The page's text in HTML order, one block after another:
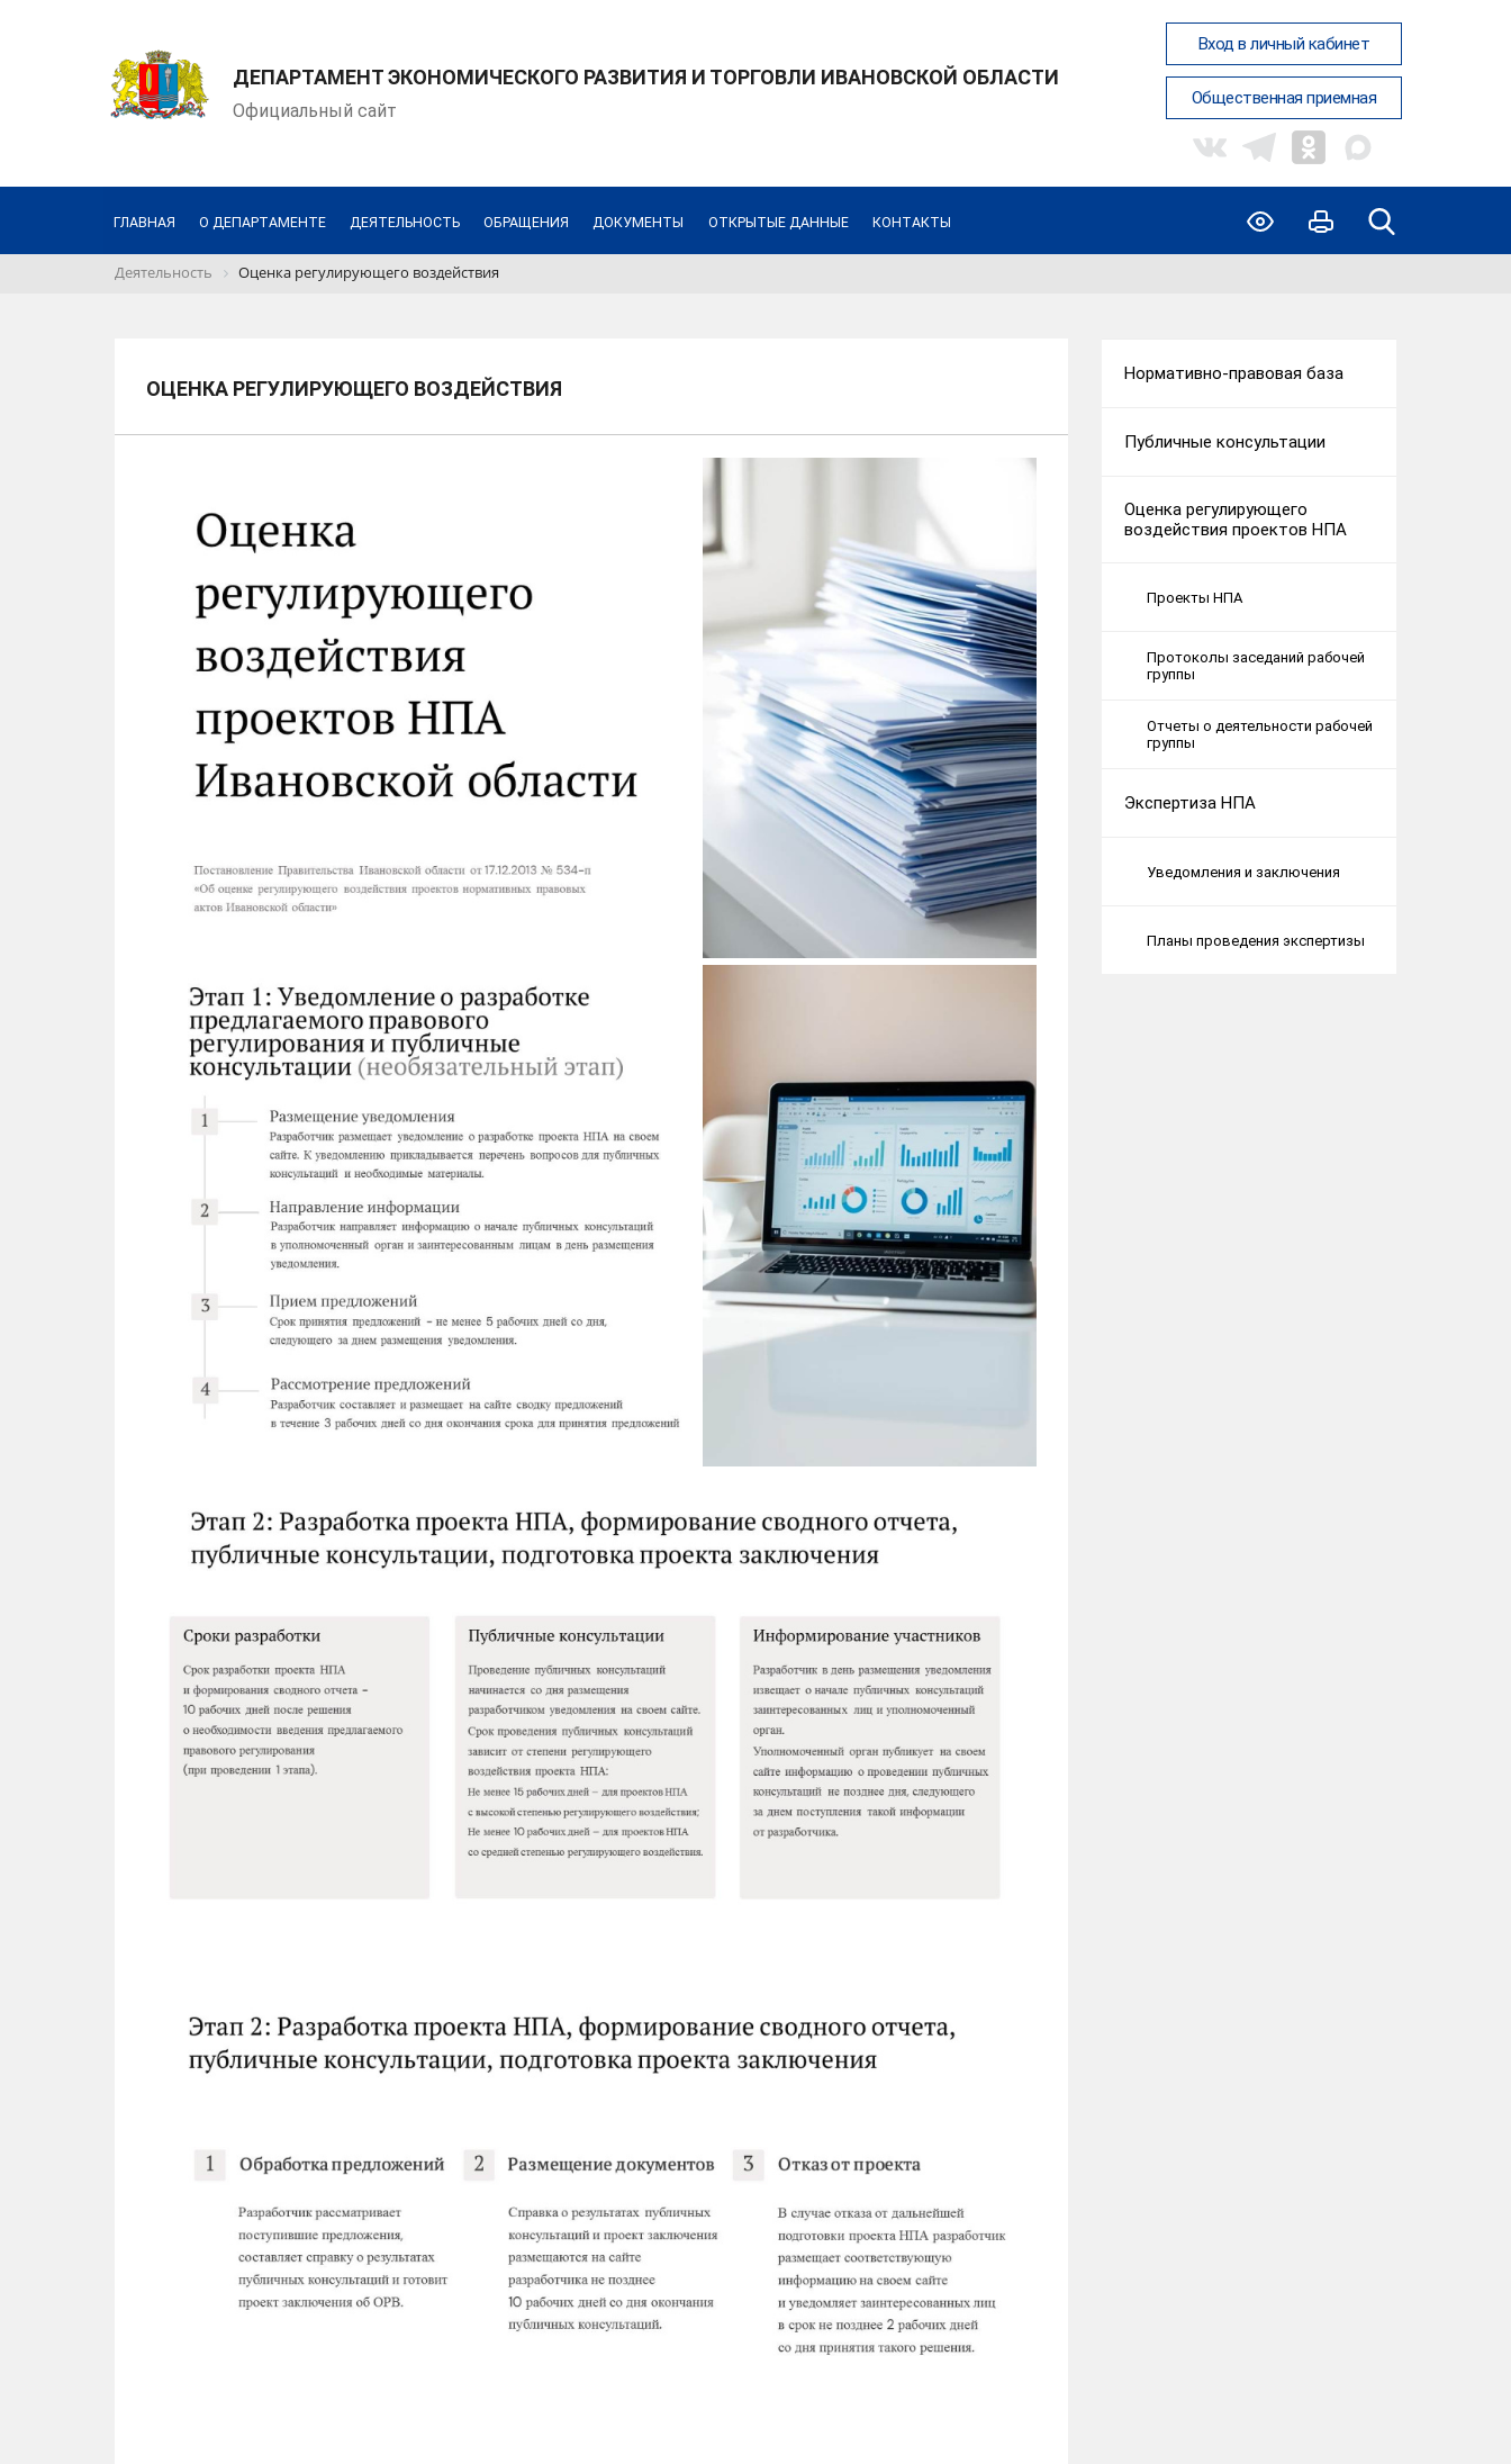
ДЕПАРТАМЕНТ ЭКОНОМИЧЕСКОГО РАЗВИТИЯ И ТОРГОВЛИ ИВАНОВСКОЙ ОБЛАСТИ
Официальный сайт
Вход в личный кабинет
Общественная приемная
ГЛАВНАЯ О ДЕПАРТАМЕНТЕ ДЕЯТЕЛЬНОСТЬ ОБРАЩЕНИЯ ДОКУМЕНТЫ ОТКРЫТЫЕ ДАННЫЕ КОНТАКТЫ
Деятельность Оценка регулирующего воздействия
ОЦЕНКА РЕГУЛИРУЮЩЕГО ВОЗДЕЙСТВИЯ
Нормативно-правовая база
Публичные консультации
Оценка регулирующего
воздействия проектов НПА
Проекты НПА
Протоколы заседаний рабочей
группы
Отчеты о деятельности рабочей
группы
Экспертиза НПА
Уведомления и заключения
Планы проведения экспертизы